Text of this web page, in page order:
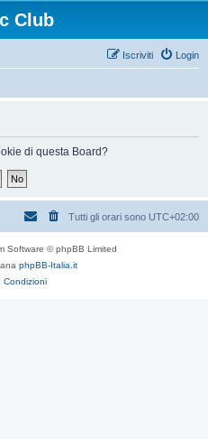
Club
Login
Iscriviti
di questa Board?
Tutti gli orari sono UTC+02:00
Software © phpBB Limited
phpBB-Italia.it
Condizioni